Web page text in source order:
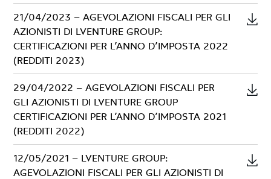
21/04/2023 – AGEVOLAZIONI FISCALI PER GLI
AZIONISTI DI LVENTURE GROUP:
CERTIFICAZIONI PER L’ANNO D’IMPOSTA 2022
(REDDITI 2023)
29/04/2022 – AGEVOLAZIONI FISCALI PER
GLI AZIONISTI DI LVENTURE GROUP
CERTIFICAZIONI PER L’ANNO D’IMPOSTA 2021
(REDDITI 2022)
12/05/2021 – LVENTURE GROUP:
AGEVOLAZIONI FISCALI PER GLI AZIONISTI DI